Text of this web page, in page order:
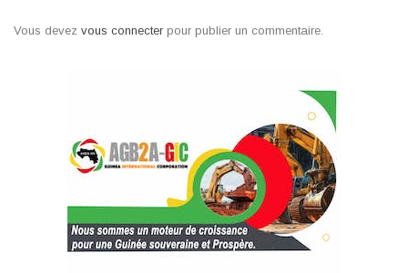
Vous devez vous connecter pour publier un commentaire.